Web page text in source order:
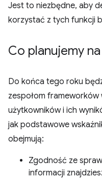
Jest to niezbędne, aby
korzystać z tych funkcji
Co planujemy na
Do końca tego roku
zespołom frameworków
użytkowników i ich
jak podstawowe
obejmują:
Zgodność ze
informacji